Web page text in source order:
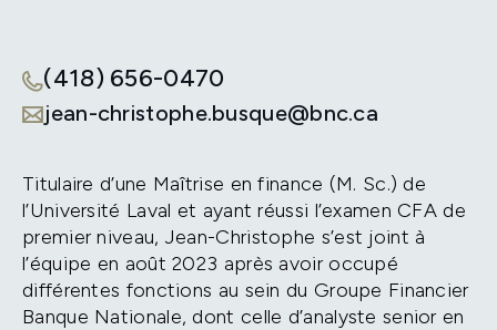
(418) 656-0470
jean-christophe.busque@bnc.ca
Titulaire d’une Maîtrise en finance (M. Sc.) de
l’Université Laval et ayant réussi l’examen CFA de
premier niveau, Jean-Christophe s’est joint à
l’équipe en août 2023 après avoir occupé
différentes fonctions au sein du Groupe Financier
Banque Nationale, dont celle d’analyste senior en